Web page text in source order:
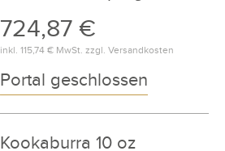
724,87 €
inkl. 115,74 €MwSt. zzgl. Versandkosten
Portal geschlossen
Kookaburra 10 oz